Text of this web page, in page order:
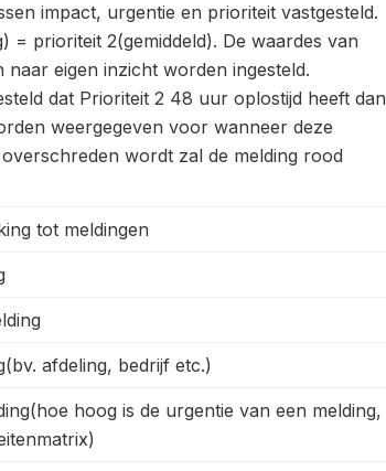
impact, urgentie en prioriteit vastgesteld.
= prioriteit 2(gemiddeld). De waardes van
eigen inzicht worden ingesteld.
dat Prioriteit 2 48 uur oplostijd heeft dan
weergegeven voor wanneer deze
wordt zal de melding rood
tot meldingen
afdeling, bedrijf etc.)
hoog is de urgentie van een melding,